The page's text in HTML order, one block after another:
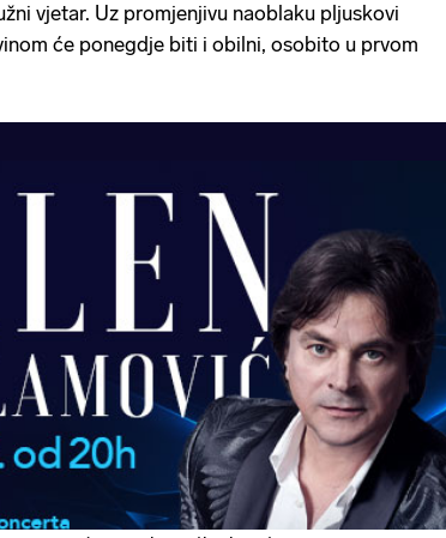
vjetar. Uz promjenjivu naoblaku pljuskovi
će ponegdje biti i obilni, osobito u prvom